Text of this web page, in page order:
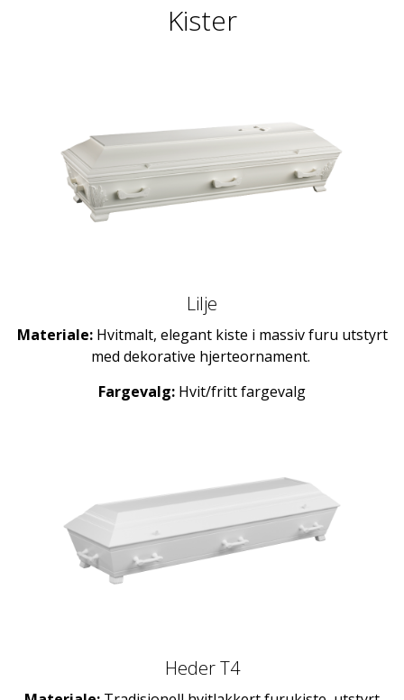
Kister
Lilje
Materiale:Hvitmalt, elegant kiste i massiv furu utstyrt
med dekorative hjerteornament.
Fargevalg: Hvit/fritt fargevalg
Heder T4